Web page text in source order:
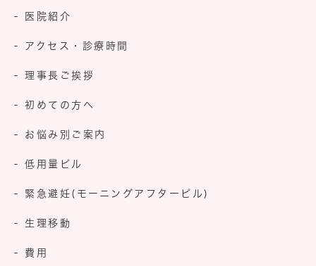
- 医院紹介
- アクセス・診療時間
- 理事長ご挨拶
- 初めての方へ
- お悩み別ご案内
- 低用量ピル
- 緊急避妊 (モーニングアフターピル)
- 生理移動
- 費用